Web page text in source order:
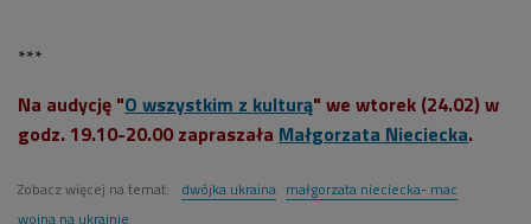
***
Na audycję "O wszystkim z kulturą" we wtorek (24.02) w
godz. 19.10-20.00 zapraszała Małgorzata Nieciecka.
Zobacz więcej na temat: dwójka ukraina małgorzata nieciecka- mac
wojna na ukrainie